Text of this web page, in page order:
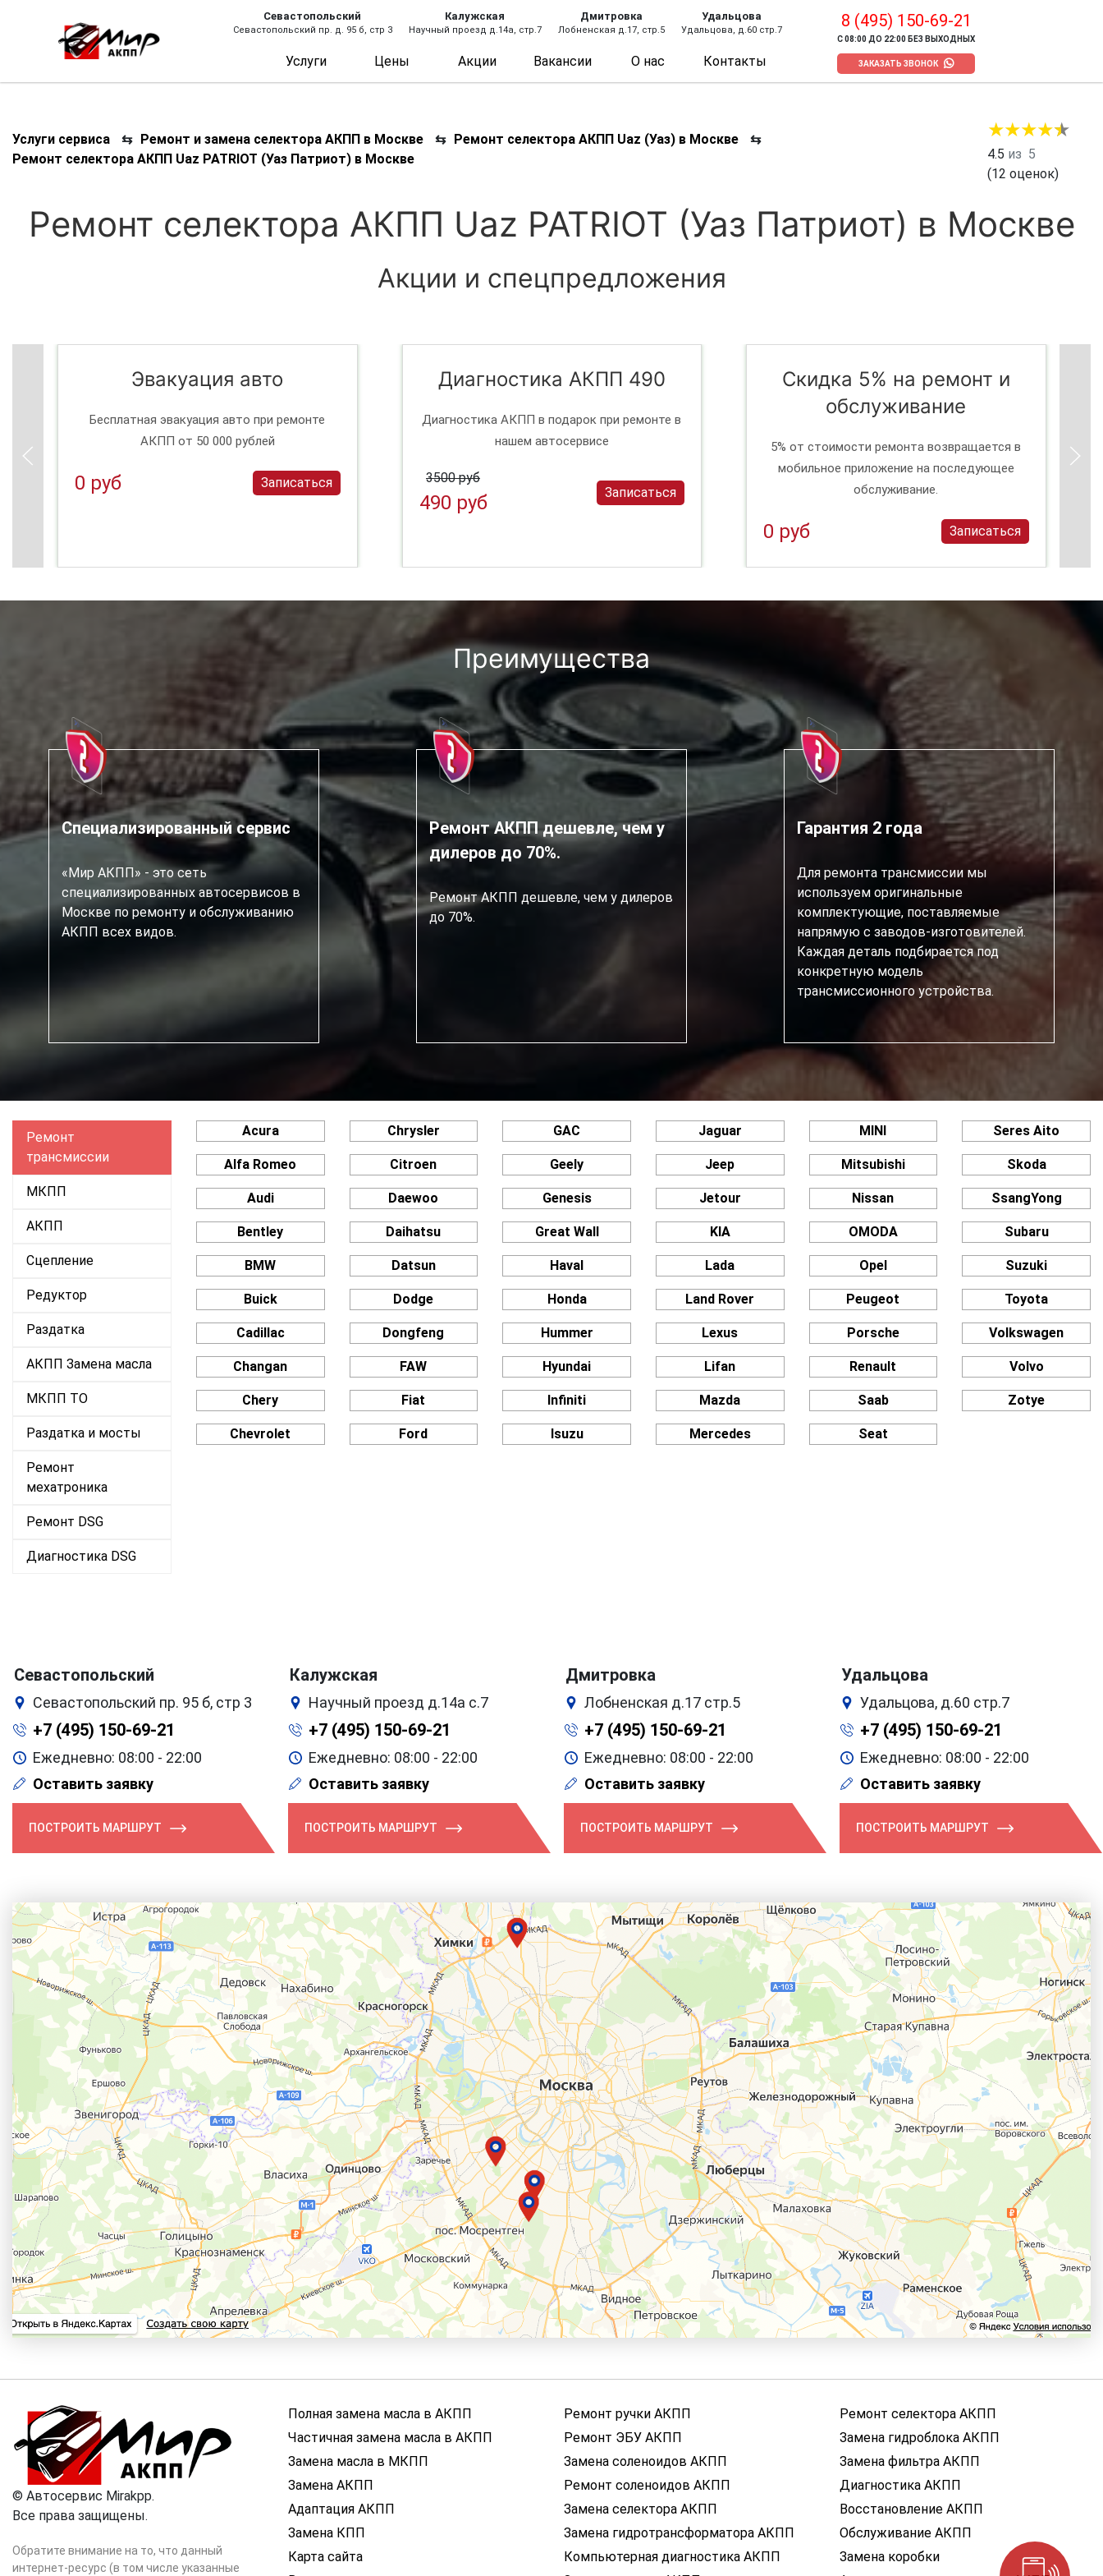
Севастопольский
Севастопольский пр. д. 95 б, стр 3
Калужская
Научный проезд д.14а, стр.7
Дмитровка
Лобненская д.17, стр.5
Удальцова
Удальцова, д.60 стр.7
Услуги Цены Акции Вакансии О нас Контакты
8 (495) 150-69-21
С 08:00 ДО 22:00 БЕЗ ВЫХОДНЫХ
ЗАКАЗАТЬ ЗВОНОК
Услуги сервиса ⇆ Ремонт и замена селектора АКПП в Москве ⇆ Ремонт селектора АКПП Uaz (Уаз) в Москве
⇆
Ремонт селектора АКПП Uaz PATRIOT (Уаз Патриот) в Москве
4.5 из 5
(12 оценок)
Ремонт селектора АКПП Uaz PATRIOT (Уаз Патриот) в Москве
Акции и спецпредложения
Эвакуация авто
Бесплатная эвакуация авто при ремонте
АКПП от 50 000 рублей
0 руб Записаться
Диагностика АКПП 490
Диагностика АКПП в подарок при ремонте в
нашем автосервисе
3500 руб
490 руб Записаться
Скидка 5% на ремонт и
обслуживание
5% от стоимости ремонта возвращается в
мобильное приложение на последующее
обслуживание.
0 руб Записаться
Преимущества
Специализированный сервис
«Мир АКПП» - это сеть
специализированных автосервисов в
Москве по ремонту и обслуживанию
АКПП всех видов.
Ремонт АКПП дешевле, чем у
дилеров до 70%.
Ремонт АКПП дешевле, чем у дилеров
до 70%.
Гарантия 2 года
Для ремонта трансмиссии мы
используем оригинальные
комплектующие, поставляемые
напрямую с заводов-изготовителей.
Каждая деталь подбирается под
конкретную модель
трансмиссионного устройства.
Ремонт
трансмиссии
МКПП
АКПП
Сцепление
Редуктор
Раздатка
АКПП Замена масла
МКПП ТО
Раздатка и мосты
Ремонт
мехатроника
Ремонт DSG
Диагностика DSG
Acura
Alfa Romeo
Audi
Bentley
BMW
Buick
Cadillac
Changan
Chery
Chevrolet
Chrysler
Citroen
Daewoo
Daihatsu
Datsun
Dodge
Dongfeng
FAW
Fiat
Ford
GAC
Geely
Genesis
Great Wall
Haval
Honda
Hummer
Hyundai
Infiniti
Isuzu
Jaguar
Jeep
Jetour
KIA
Lada
Land Rover
Lexus
Lifan
Mazda
Mercedes
MINI
Mitsubishi
Nissan
OMODA
Opel
Peugeot
Porsche
Renault
Saab
Seat
Seres Aito
Skoda
SsangYong
Subaru
Suzuki
Toyota
Volkswagen
Volvo
Zotye
Севастопольский
Севастопольский пр. 95 б, стр 3
+7 (495) 150-69-21
Ежедневно: 08:00 - 22:00
Оставить заявку
ПОСТРОИТЬ МАРШРУТ
Калужская
Научный проезд д.14а с.7
+7 (495) 150-69-21
Ежедневно: 08:00 - 22:00
Оставить заявку
ПОСТРОИТЬ МАРШРУТ
Дмитровка
Лобненская д.17 стр.5
+7 (495) 150-69-21
Ежедневно: 08:00 - 22:00
Оставить заявку
ПОСТРОИТЬ МАРШРУТ
Удальцова
Удальцова, д.60 стр.7
+7 (495) 150-69-21
Ежедневно: 08:00 - 22:00
Оставить заявку
ПОСТРОИТЬ МАРШРУТ
© Автосервис Mirakpp.
Все права защищены.
Обратите внимание на то, что данный
интернет-ресурс (в том числе указанные
Полная замена масла в АКПП
Частичная замена масла в АКПП
Замена масла в МКПП
Замена АКПП
Адаптация АКПП
Замена КПП
Карта сайта
Ремонт ручки АКПП
Ремонт ЭБУ АКПП
Замена соленоидов АКПП
Ремонт соленоидов АКПП
Замена селектора АКПП
Замена гидротрансформатора АКПП
Компьютерная диагностика АКПП
Ремонт селектора АКПП
Замена гидроблока АКПП
Замена фильтра АКПП
Диагностика АКПП
Восстановление АКПП
Обслуживание АКПП
Замена коробки